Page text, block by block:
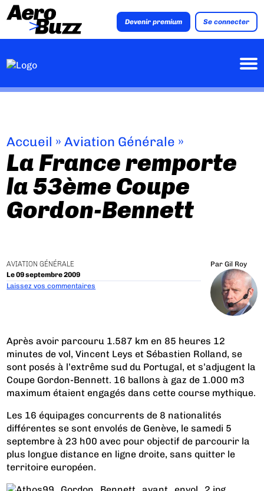
Devenir premium Se connecter
Accueil »Aviation Générale »
La France remporte
la 53ème Coupe
Gordon-Bennett
AVIATION GÉNÉRALE
Le 09 septembre 2009
Par Gil Roy
Laissez vos commentaires
Après avoir parcouru 1.587 km en 85 heures 12
minutes de vol, Vincent Leys et Sébastien Rolland, se
sont posés à l’extrême sud du Portugal, et s’adjugent la
Coupe Gordon-Bennett. 16 ballons à gaz de 1.000 m3
maximum étaient engagés dans cette course mythique.
Les 16 équipages concurrents de 8 nationalités
différentes se sont envolés de Genève, le samedi 5
septembre à 23 h00 avec pour objectif de parcourir la
plus longue distance en ligne droite, sans quitter le
territoire européen.